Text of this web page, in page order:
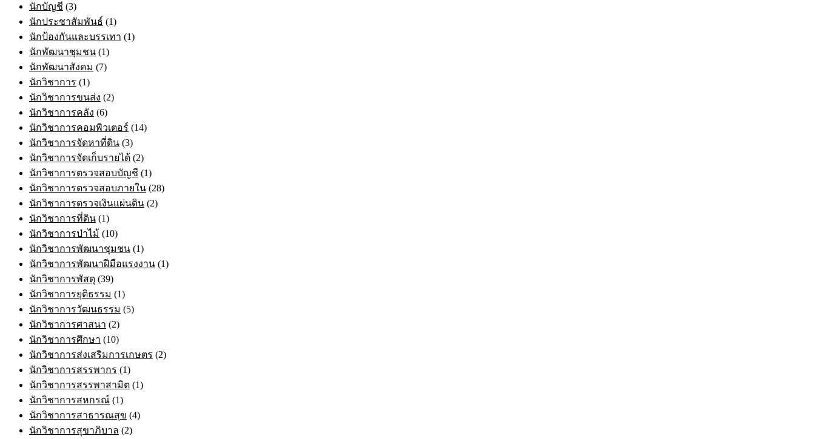
นักบัญชี (3)
นักประชาสัมพันธ์ (1)
นักป้องกันและบรรเทา (1)
นักพัฒนาชุมชน (1)
นักพัฒนาสังคม (7)
นักวิชาการ (1)
นักวิชาการขนส่ง (2)
นักวิชาการคลัง (6)
นักวิชาการคอมพิวเตอร์ (14)
นักวิชาการจัดหาที่ดิน (3)
นักวิชาการจัดเก็บรายได้ (2)
นักวิชาการตรวจสอบบัญชี (1)
นักวิชาการตรวจสอบภายใน (28)
นักวิชาการตรวจเงินแผ่นดิน (2)
นักวิชาการที่ดิน (1)
นักวิชาการป่าไม้ (10)
นักวิชาการพัฒนาชุมชน (1)
นักวิชาการพัฒนาฝีมือแรงงาน (1)
นักวิชาการพัสดุ (39)
นักวิชาการยุติธรรม (1)
นักวิชาการวัฒนธรรม (5)
นักวิชาการศาสนา (2)
นักวิชาการศึกษา (10)
นักวิชาการส่งเสริมการเกษตร (2)
นักวิชาการสรรพากร (1)
นักวิชาการสรรพาสามิต (1)
นักวิชาการสหกรณ์ (1)
นักวิชาการสาธารณสุข (4)
นักวิชาการสุขาภิบาล (2)